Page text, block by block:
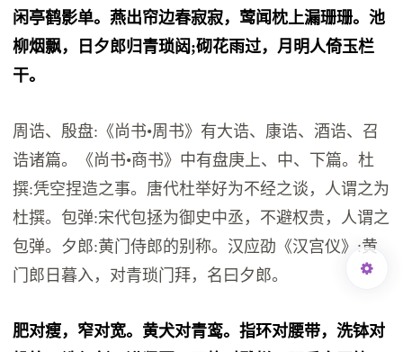
闲亭鹤影单。燕出帘边春寂寂，莺闻枕上漏珊珊。池
柳烟飘，日夕郎归青琐闼;砌花雨过，月明人倚玉栏
干。
周诰、殷盘:《尚书•周书》有大诰、康诰、酒诰、召
诰诸篇。《尚书•商书》中有盘庚上、中、下篇。杜
撰:凭空捏造之事。唐代杜举好为不经之谈，人谓之为
杜撰。包弹:宋代包拯为御史中丞，不避权贵，人谓之
包弹。夕郎:黄门侍郎的别称。汉应劭《汉宫仪》:黄
门郎日暮入，对青琐门拜，名曰夕郎。
肥对瘦，窄对宽。黄犬对青鸾。指环对腰带，洗钵对